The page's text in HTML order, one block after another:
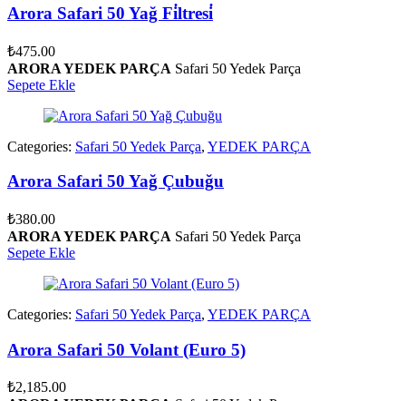
Arora Safari 50 Yağ Fi̇ltresi̇
₺475.00
ARORA YEDEK PARÇA Safari 50 Yedek Parça
Sepete Ekle
Categories: Safari 50 Yedek Parça, YEDEK PARÇA
Arora Safari 50 Yağ Çubuğu
₺380.00
ARORA YEDEK PARÇA Safari 50 Yedek Parça
Sepete Ekle
Categories: Safari 50 Yedek Parça, YEDEK PARÇA
Arora Safari 50 Volant (Euro 5)
₺2,185.00